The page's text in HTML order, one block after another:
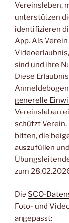
Vereinsleben,
unterstützen
identifizieren
App. Als
sind und ihre
Diese
generelle
Vereinsleben
schützt Verein,
bitten, die
auszufüllen
zum
Die SCO-
Foto- und
angepasst: